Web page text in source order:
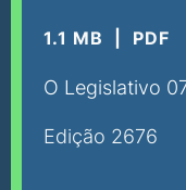
1.1 MB PDF
O Legislativo
Edição 2676